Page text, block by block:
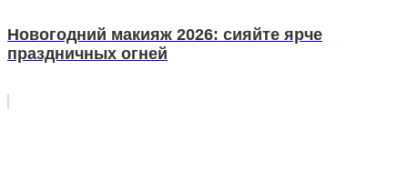
Новогодний макияж 2026: сияйте ярче
праздничных огней